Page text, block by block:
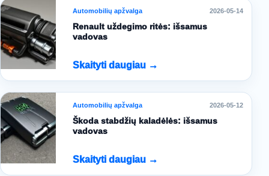
Automobilių apžvalga 2026-05-14
Renault uždegimo ritės: išsamus
vadovas
Skaityti daugiau →
Automobilių apžvalga 2026-05-12
Škoda stabdžių kaladėlės: išsamus
vadovas
Skaityti daugiau →